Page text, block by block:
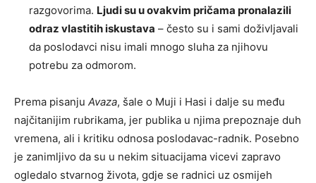
razgovorima. Ljudi su u ovakvim pričama pronalazili
odraz vlastitih iskustava – često su i sami doživljavali
da poslodavci nisu imali mnogo sluha za njihovu
potrebu za odmorom.
Prema pisanju Avaza, šale o Muji i Hasi i dalje su među
najčitanijim rubrikama, jer publika u njima prepoznaje duh
vremena, ali i kritiku odnosa poslodavac-radnik. Posebno
je zanimljivo da su u nekim situacijama vicevi zapravo
ogledalo stvarnog života, gdje se radnici uz osmijeh